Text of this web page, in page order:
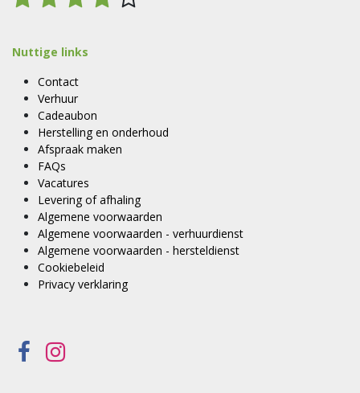
Nuttige links
Contact
Verhuur
Cadeaubon
Herstelling en onderhoud
Afspraak maken
FAQs
Vacatures
Levering of afhaling
Algemene voorwaarden
Algemene voorwaarden - verhuurdienst
Algemene voorwaarden - hersteldienst
Cookiebeleid
Privacy verklaring